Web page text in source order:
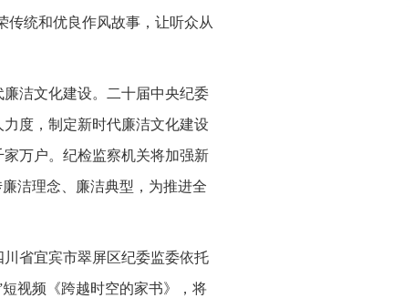
传统和优良作风故事，让听众从
洁文化建设。二十届中央纪委
度，制定新时代廉洁文化建设
万户。纪检监察机关将加强新
洁理念、廉洁典型，为推进全
省宜宾市翠屏区纪委监委依托
视频《跨越时空的家书》，将